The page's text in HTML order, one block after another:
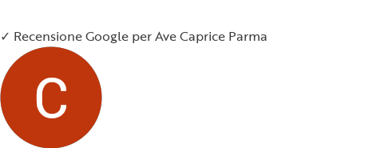
✓ Recensione Google per Ave Caprice Parma